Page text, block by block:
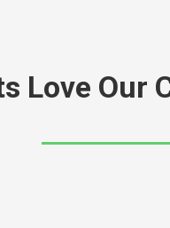
Love Our